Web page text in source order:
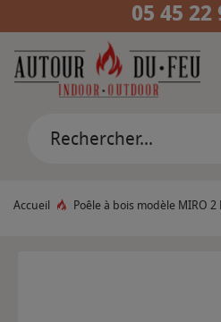
05 45 22
Accueil Poêle à bois modèle MIRO 2